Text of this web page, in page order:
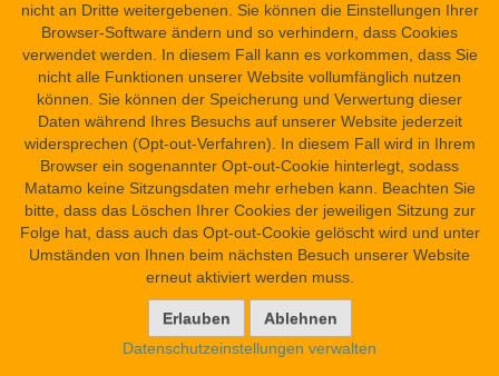
nicht an Dritte weitergebenen. Sie können die Einstellungen Ihrer
Browser-Software ändern und so verhindern, dass Cookies
verwendet werden. In diesem Fall kann es vorkommen, dass Sie
nicht alle Funktionen unserer Website vollumfänglich nutzen
können. Sie können der Speicherung und Verwertung dieser
Daten während Ihres Besuchs auf unserer Website jederzeit
widersprechen (Opt-out-Verfahren). In diesem Fall wird in Ihrem
Browser ein sogenannter Opt-out-Cookie hinterlegt, sodass
Matamo keine Sitzungsdaten mehr erheben kann. Beachten Sie
bitte, dass das Löschen Ihrer Cookies der jeweiligen Sitzung zur
Folge hat, dass auch das Opt-out-Cookie gelöscht wird und unter
Umständen von Ihnen beim nächsten Besuch unserer Website
erneut aktiviert werden muss.
Datenschutzeinstellungen verwalten